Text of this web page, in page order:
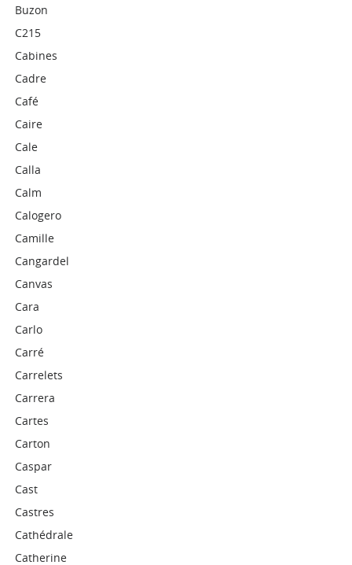
Buzon
C215
Cabines
Cadre
Café
Caire
Cale
Calla
Calm
Calogero
Camille
Cangardel
Canvas
Cara
Carlo
Carré
Carrelets
Carrera
Cartes
Carton
Caspar
Cast
Castres
Cathédrale
Catherine